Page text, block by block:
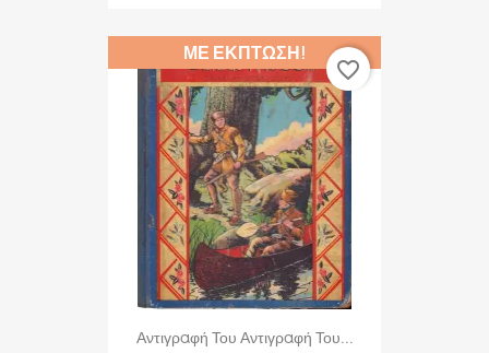
Αντιγραφή Του Αντιγραφή Του...
ΜΕ ΈΚΠΤΩΣΗ!
favorite_border